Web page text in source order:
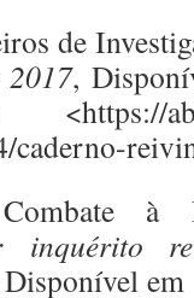
de
,
abic-
caderno-
à
inquérito